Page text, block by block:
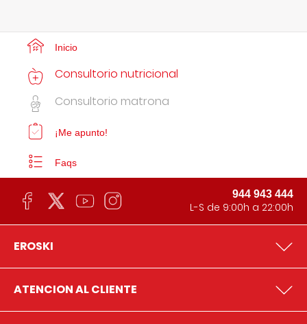
Inicio
Consultorio nutricional
Consultorio matrona
¡Me apunto!
Faqs
944 943 444
L-S de 9:00h a 22:00h
EROSKI
ATENCION AL CLIENTE